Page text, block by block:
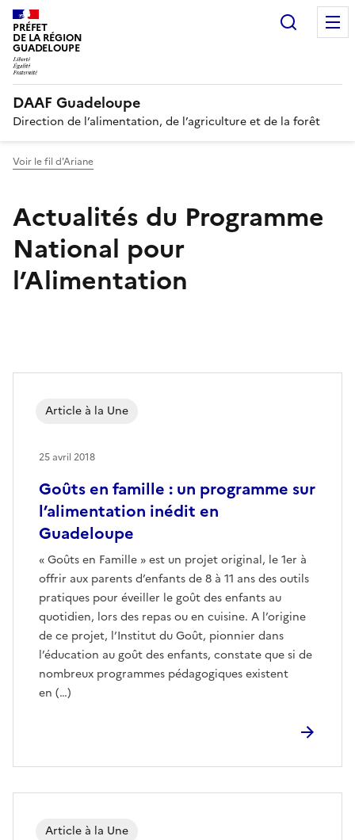
PRÉFET
DE LA RÉGION
GUADELOUPE
DAAF Guadeloupe
Direction de l’alimentation, de l’agriculture et de la forêt
Voir le fil d'Ariane
Actualités du Programme
National pour
l’Alimentation
Goûts en famille : un programme sur
l’alimentation inédit en
Guadeloupe
« Goûts en Famille » est un projet original, le 1er à
offrir aux parents d’enfants de 8 à 11 ans des outils
pratiques pour éveiller le goût des enfants au
quotidien, lors des repas ou en cuisine. A l’origine
de ce projet, l’Institut du Goût, pionnier dans
l’éducation au goût des enfants, constate que si de
nombreux programmes pédagogiques existent
en (…)
Article à la Une
25 avril 2018
Article à la Une